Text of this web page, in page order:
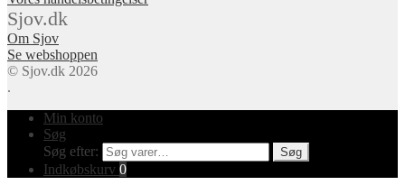
Sjov.dk
Om Sjov
Se webshoppen
© Sjov.dk 2026
.
Min konto
Søg
Søg efter:
Søg
Indkøbskurv 0